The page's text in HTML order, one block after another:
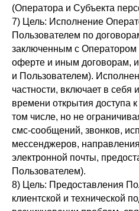
(Оператора и Субъекта
7) Цель: Исполнение
Пользователем по
заключенным с Оператором
оферте и иным договорам,
и Пользователем).
частности, включает в
времени открытия доступа
том числе, но не
смс-сообщений, звонков,
мессенджеров,
электронной почты,
Пользователем).
8) Цель: Предоставления
клиентской и технической